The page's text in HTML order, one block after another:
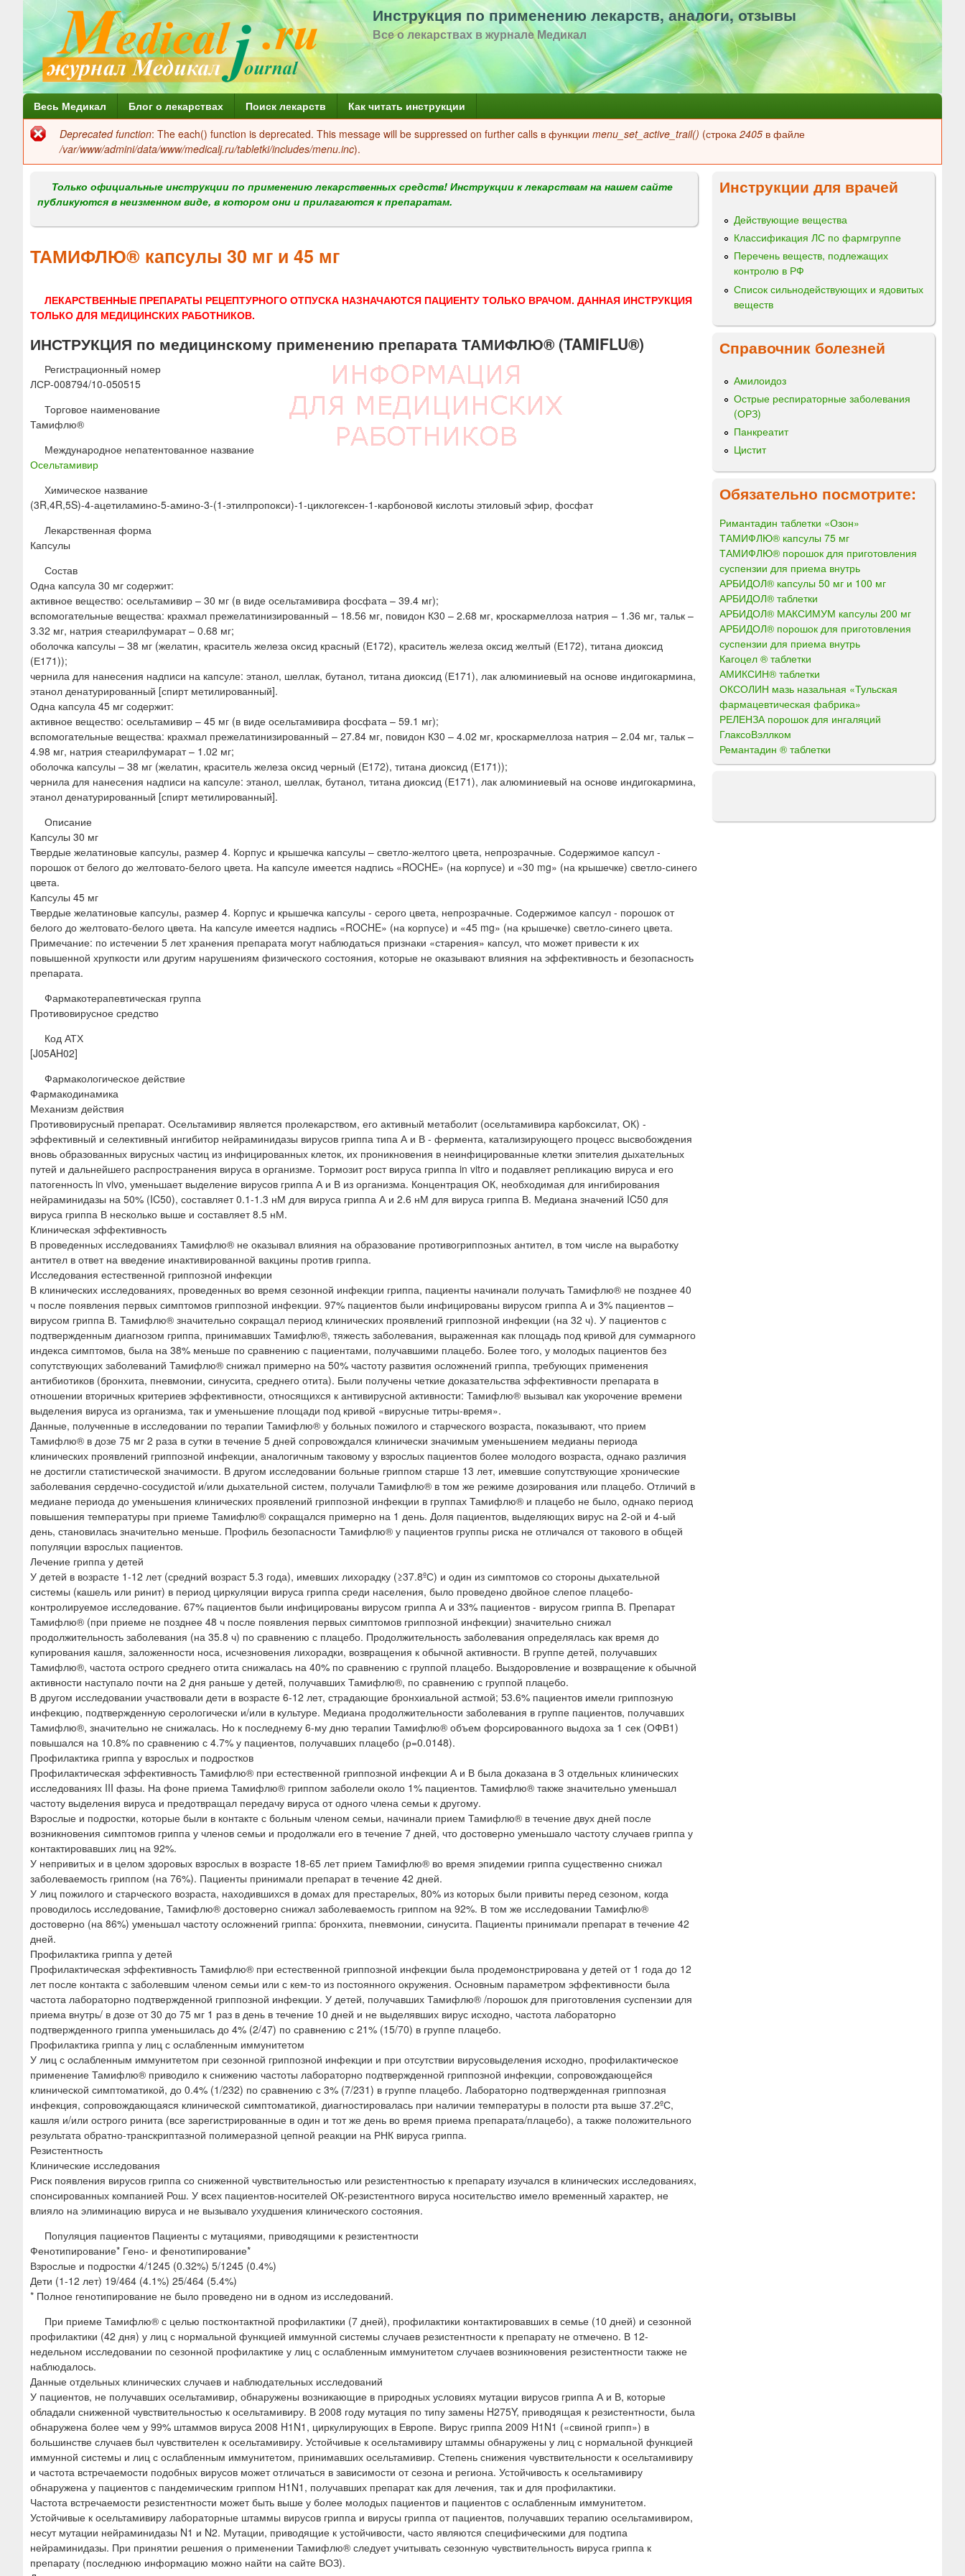
Перейти
к
содержанию
Инструкция по применению лекарств, аналоги, отзывы
Все о лекарствах в журнале Медикал
Г
л
н
м
н
Весь Медикал Блог о лекарствах Поиск лекарств Как читать инструкции
Сообщение
об
ошибке
Deprecated function: The each() function is deprecated. This message will be suppressed on further calls в функции menu_set_active_trail() (строка 2405 в файле
/var/www/admini/data/www/medicalj.ru/tabletki/includes/menu.inc).
Только официальные инструкции по применению лекарственных средств! Инструкции к лекарствам на нашем сайте
публикуются в неизменном виде, в котором они и прилагаются к препаратам.
ТАМИФЛЮ® капсулы 30 мг и 45 мг
ЛЕКАРСТВЕННЫЕ ПРЕПАРАТЫ РЕЦЕПТУРНОГО ОТПУСКА НАЗНАЧАЮТСЯ ПАЦИЕНТУ ТОЛЬКО ВРАЧОМ. ДАННАЯ ИНСТРУКЦИЯ
ТОЛЬКО ДЛЯ МЕДИЦИНСКИХ РАБОТНИКОВ.
ИНСТРУКЦИЯ по медицинскому применению препарата ТАМИФЛЮ® (TAMIFLU®)
Регистрационный номер
ЛСР-008794/10-050515
Торговое наименование
Тамифлю®
Международное непатентованное название
Осельтамивир
Химическое название
(3R,4R,5S)-4-ацетиламино-5-амино-3-(1-этилпропокси)-1-циклогексен-1-карбоновой кислоты этиловый эфир, фосфат
Лекарственная форма
Капсулы
Состав
Одна капсула 30 мг содержит:
активное вещество: осельтамивир – 30 мг (в виде осельтамивира фосфата – 39.4 мг);
вспомогательные вещества: крахмал прежелатинизированный – 18.56 мг, повидон К30 – 2.68 мг, кроскармеллоза натрия – 1.36 мг, тальк –
3.32 мг, натрия стеарилфумарат – 0.68 мг;
оболочка капсулы – 38 мг (желатин, краситель железа оксид красный (Е172), краситель железа оксид желтый (Е172), титана диоксид
(Е171));
чернила для нанесения надписи на капсуле: этанол, шеллак, бутанол, титана диоксид (Е171), лак алюминиевый на основе индигокармина,
этанол денатурированный [спирт метилированный].
Одна капсула 45 мг содержит:
активное вещество: осельтамивир – 45 мг (в виде осельтамивира фосфата – 59.1 мг);
вспомогательные вещества: крахмал прежелатинизированный – 27.84 мг, повидон К30 – 4.02 мг, кроскармеллоза натрия – 2.04 мг, тальк –
4.98 мг, натрия стеарилфумарат – 1.02 мг;
оболочка капсулы – 38 мг (желатин, краситель железа оксид черный (Е172), титана диоксид (Е171));
чернила для нанесения надписи на капсуле: этанол, шеллак, бутанол, титана диоксид (Е171), лак алюминиевый на основе индигокармина,
этанол денатурированный [спирт метилированный].
Описание
Капсулы 30 мг
Твердые желатиновые капсулы, размер 4. Корпус и крышечка капсулы – светло-желтого цвета, непрозрачные. Содержимое капсул -
порошок от белого до желтовато-белого цвета. На капсуле имеется надпись «ROCHE» (на корпусе) и «30 mg» (на крышечке) светло-синего
цвета.
Капсулы 45 мг
Твердые желатиновые капсулы, размер 4. Корпус и крышечка капсулы - серого цвета, непрозрачные. Содержимое капсул - порошок от
белого до желтовато-белого цвета. На капсуле имеется надпись «ROCHE» (на корпусе) и «45 mg» (на крышечке) светло-синего цвета.
Примечание: по истечении 5 лет хранения препарата могут наблюдаться признаки «старения» капсул, что может привести к их
повышенной хрупкости или другим нарушениям физического состояния, которые не оказывают влияния на эффективность и безопасность
препарата.
Фармакотерапевтическая группа
Противовирусное средство
Код АТХ
[J05AH02]
Фармакологическое действие
Фармакодинамика
Механизм действия
Противовирусный препарат. Осельтамивир является пролекарством, его активный метаболит (осельтамивира карбоксилат, ОК) -
эффективный и селективный ингибитор нейраминидазы вирусов гриппа типа А и В - фермента, катализирующего процесс высвобождения
вновь образованных вирусных частиц из инфицированных клеток, их проникновения в неинфицированные клетки эпителия дыхательных
путей и дальнейшего распространения вируса в организме. Тормозит рост вируса гриппа in vitro и подавляет репликацию вируса и его
патогенность in vivo, уменьшает выделение вирусов гриппа А и В из организма. Концентрация ОК, необходимая для ингибирования
нейраминидазы на 50% (IC50), составляет 0.1-1.3 нМ для вируса гриппа А и 2.6 нМ для вируса гриппа В. Медиана значений IC50 для
вируса гриппа В несколько выше и составляет 8.5 нМ.
Клиническая эффективность
В проведенных исследованиях Тамифлю® не оказывал влияния на образование противогриппозных антител, в том числе на выработку
антител в ответ на введение инактивированной вакцины против гриппа.
Исследования естественной гриппозной инфекции
В клинических исследованиях, проведенных во время сезонной инфекции гриппа, пациенты начинали получать Тамифлю® не позднее 40
ч после появления первых симптомов гриппозной инфекции. 97% пациентов были инфицированы вирусом гриппа А и 3% пациентов –
вирусом гриппа В. Тамифлю® значительно сокращал период клинических проявлений гриппозной инфекции (на 32 ч). У пациентов с
подтвержденным диагнозом гриппа, принимавших Тамифлю®, тяжесть заболевания, выраженная как площадь под кривой для суммарного
индекса симптомов, была на 38% меньше по сравнению с пациентами, получавшими плацебо. Более того, у молодых пациентов без
сопутствующих заболеваний Тамифлю® снижал примерно на 50% частоту развития осложнений гриппа, требующих применения
антибиотиков (бронхита, пневмонии, синусита, среднего отита). Были получены четкие доказательства эффективности препарата в
отношении вторичных критериев эффективности, относящихся к антивирусной активности: Тамифлю® вызывал как укорочение времени
выделения вируса из организма, так и уменьшение площади под кривой «вирусные титры-время».
Данные, полученные в исследовании по терапии Тамифлю® у больных пожилого и старческого возраста, показывают, что прием
Тамифлю® в дозе 75 мг 2 раза в сутки в течение 5 дней сопровождался клинически значимым уменьшением медианы периода
клинических проявлений гриппозной инфекции, аналогичным таковому у взрослых пациентов более молодого возраста, однако различия
не достигли статистической значимости. В другом исследовании больные гриппом старше 13 лет, имевшие сопутствующие хронические
заболевания сердечно-сосудистой и/или дыхательной систем, получали Тамифлю® в том же режиме дозирования или плацебо. Отличий в
медиане периода до уменьшения клинических проявлений гриппозной инфекции в группах Тамифлю® и плацебо не было, однако период
повышения температуры при приеме Тамифлю® сокращался примерно на 1 день. Доля пациентов, выделяющих вирус на 2-ой и 4-ый
день, становилась значительно меньше. Профиль безопасности Тамифлю® у пациентов группы риска не отличался от такового в общей
популяции взрослых пациентов.
Лечение гриппа у детей
У детей в возрасте 1-12 лет (средний возраст 5.3 года), имевших лихорадку (≥37.8ºС) и один из симптомов со стороны дыхательной
системы (кашель или ринит) в период циркуляции вируса гриппа среди населения, было проведено двойное слепое плацебо-
контролируемое исследование. 67% пациентов были инфицированы вирусом гриппа А и 33% пациентов - вирусом гриппа В. Препарат
Тамифлю® (при приеме не позднее 48 ч после появления первых симптомов гриппозной инфекции) значительно снижал
продолжительность заболевания (на 35.8 ч) по сравнению с плацебо. Продолжительность заболевания определялась как время до
купирования кашля, заложенности носа, исчезновения лихорадки, возвращения к обычной активности. В группе детей, получавших
Тамифлю®, частота острого среднего отита снижалась на 40% по сравнению с группой плацебо. Выздоровление и возвращение к обычной
активности наступало почти на 2 дня раньше у детей, получавших Тамифлю®, по сравнению с группой плацебо.
В другом исследовании участвовали дети в возрасте 6-12 лет, страдающие бронхиальной астмой; 53.6% пациентов имели гриппозную
инфекцию, подтвержденную серологически и/или в культуре. Медиана продолжительности заболевания в группе пациентов, получавших
Тамифлю®, значительно не снижалась. Но к последнему 6-му дню терапии Тамифлю® объем форсированного выдоха за 1 сек (ОФВ1)
повышался на 10.8% по сравнению с 4.7% у пациентов, получавших плацебо (р=0.0148).
Профилактика гриппа у взрослых и подростков
Профилактическая эффективность Тамифлю® при естественной гриппозной инфекции А и В была доказана в 3 отдельных клинических
исследованиях III фазы. На фоне приема Тамифлю® гриппом заболели около 1% пациентов. Тамифлю® также значительно уменьшал
частоту выделения вируса и предотвращал передачу вируса от одного члена семьи к другому.
Взрослые и подростки, которые были в контакте с больным членом семьи, начинали прием Тамифлю® в течение двух дней после
возникновения симптомов гриппа у членов семьи и продолжали его в течение 7 дней, что достоверно уменьшало частоту случаев гриппа у
контактировавших лиц на 92%.
У непривитых и в целом здоровых взрослых в возрасте 18-65 лет прием Тамифлю® во время эпидемии гриппа существенно снижал
заболеваемость гриппом (на 76%). Пациенты принимали препарат в течение 42 дней.
У лиц пожилого и старческого возраста, находившихся в домах для престарелых, 80% из которых были привиты перед сезоном, когда
проводилось исследование, Тамифлю® достоверно снижал заболеваемость гриппом на 92%. В том же исследовании Тамифлю®
достоверно (на 86%) уменьшал частоту осложнений гриппа: бронхита, пневмонии, синусита. Пациенты принимали препарат в течение 42
дней.
Профилактика гриппа у детей
Профилактическая эффективность Тамифлю® при естественной гриппозной инфекции была продемонстрирована у детей от 1 года до 12
лет после контакта с заболевшим членом семьи или с кем-то из постоянного окружения. Основным параметром эффективности была
частота лабораторно подтвержденной гриппозной инфекции. У детей, получавших Тамифлю® /порошок для приготовления суспензии для
приема внутрь/ в дозе от 30 до 75 мг 1 раз в день в течение 10 дней и не выделявших вирус исходно, частота лабораторно
подтвержденного гриппа уменьшилась до 4% (2/47) по сравнению с 21% (15/70) в группе плацебо.
Профилактика гриппа у лиц с ослабленным иммунитетом
У лиц с ослабленным иммунитетом при сезонной гриппозной инфекции и при отсутствии вирусовыделения исходно, профилактическое
применение Тамифлю® приводило к снижению частоты лабораторно подтвержденной гриппозной инфекции, сопровождающейся
клинической симптоматикой, до 0.4% (1/232) по сравнению с 3% (7/231) в группе плацебо. Лабораторно подтвержденная гриппозная
инфекция, сопровождающаяся клинической симптоматикой, диагностировалась при наличии температуры в полости рта выше 37.2ºС,
кашля и/или острого ринита (все зарегистрированные в один и тот же день во время приема препарата/плацебо), а также положительного
результата обратно-транскриптазной полимеразной цепной реакции на РНК вируса гриппа.
Резистентность
Клинические исследования
Риск появления вирусов гриппа со сниженной чувствительностью или резистентностью к препарату изучался в клинических исследованиях,
спонсированных компанией Рош. У всех пациентов-носителей ОК-резистентного вируса носительство имело временный характер, не
влияло на элиминацию вируса и не вызывало ухудшения клинического состояния.
Популяция пациентов Пациенты с мутациями, приводящими к резистентности
Фенотипирование* Гено- и фенотипирование*
Взрослые и подростки 4/1245 (0.32%) 5/1245 (0.4%)
Дети (1-12 лет) 19/464 (4.1%) 25/464 (5.4%)
* Полное генотипирование не было проведено ни в одном из исследований.
При приеме Тамифлю® с целью постконтактной профилактики (7 дней), профилактики контактировавших в семье (10 дней) и сезонной
профилактики (42 дня) у лиц с нормальной функцией иммунной системы случаев резистентности к препарату не отмечено. В 12-
недельном исследовании по сезонной профилактике у лиц с ослабленным иммунитетом случаев возникновения резистентности также не
наблюдалось.
Данные отдельных клинических случаев и наблюдательных исследований
У пациентов, не получавших осельтамивир, обнаружены возникающие в природных условиях мутации вирусов гриппа А и В, которые
обладали сниженной чувствительностью к осельтамивиру. В 2008 году мутация по типу замены H275Y, приводящая к резистентности, была
обнаружена более чем у 99% штаммов вируса 2008 H1N1, циркулирующих в Европе. Вирус гриппа 2009 H1N1 («свиной грипп») в
большинстве случаев был чувствителен к осельтамивиру. Устойчивые к осельтамивиру штаммы обнаружены у лиц с нормальной функцией
иммунной системы и лиц с ослабленным иммунитетом, принимавших осельтамивир. Степень снижения чувствительности к осельтамивиру
и частота встречаемости подобных вирусов может отличаться в зависимости от сезона и региона. Устойчивость к осельтамивиру
обнаружена у пациентов с пандемическим гриппом H1N1, получавших препарат как для лечения, так и для профилактики.
Частота встречаемости резистентности может быть выше у более молодых пациентов и пациентов с ослабленным иммунитетом.
Устойчивые к осельтамивиру лабораторные штаммы вирусов гриппа и вирусы гриппа от пациентов, получавших терапию осельтамивиром,
несут мутации нейраминидазы N1 и N2. Мутации, приводящие к устойчивости, часто являются специфическими для подтипа
нейраминидазы. При принятии решения о применении Тамифлю® следует учитывать сезонную чувствительность вируса гриппа к
препарату (последнюю информацию можно найти на сайте ВОЗ).
Инструкции для врачей
Действующие вещества
Классификация ЛС по фармгруппе
Перечень веществ, подлежащих
контролю в РФ
Список сильнодействующих и ядовитых
веществ
Справочник болезней
Амилоидоз
Острые респираторные заболевания
(ОРЗ)
Панкреатит
Цистит
Обязательно посмотрите:
Римантадин таблетки «Озон»
ТАМИФЛЮ® капсулы 75 мг
ТАМИФЛЮ® порошок для приготовления
суспензии для приема внутрь
АРБИДОЛ® капсулы 50 мг и 100 мг
АРБИДОЛ® таблетки
АРБИДОЛ® МАКСИМУМ капсулы 200 мг
АРБИДОЛ® порошок для приготовления
суспензии для приема внутрь
Кагоцел ® таблетки
АМИКСИН® таблетки
ОКСОЛИН мазь назальная «Тульская
фармацевтическая фабрика»
РЕЛЕНЗА порошок для ингаляций
ГлаксоВэллком
Ремантадин ® таблетки